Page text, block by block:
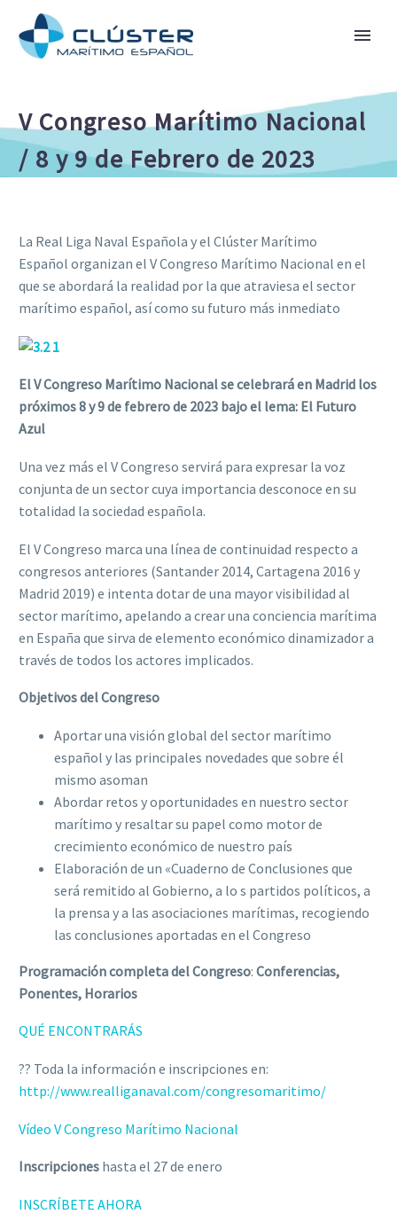
V Congreso Marítimo Nacional
/ 8 y 9 de Febrero de 2023
La Real Liga Naval Española y el Clúster Marítimo
Español organizan el V Congreso Marítimo Nacional en el
que se abordará la realidad por la que atraviesa el sector
marítimo español, así como su futuro más inmediato
El V Congreso Marítimo Nacional se celebrará en Madrid los
próximos 8 y 9 de febrero de 2023 bajo el lema: El Futuro
Azul
Una vez más el V Congreso servirá para expresar la voz
conjunta de un sector cuya importancia desconoce en su
totalidad la sociedad española.
El V Congreso marca una línea de continuidad respecto a
congresos anteriores (Santander 2014, Cartagena 2016 y
Madrid 2019) e intenta dotar de una mayor visibilidad al
sector marítimo, apelando a crear una conciencia marítima
en España que sirva de elemento económico dinamizador a
través de todos los actores implicados.
Objetivos del Congreso
Aportar una visión global del sector marítimo
español y las principales novedades que sobre él
mismo asoman
Abordar retos y oportunidades en nuestro sector
marítimo y resaltar su papel como motor de
crecimiento económico de nuestro país
Elaboración de un «Cuaderno de Conclusiones que
será remitido al Gobierno, a lo s partidos políticos, a
la prensa y a las asociaciones marítimas, recogiendo
las conclusiones aportadas en el Congreso
Programación completa del Congreso: Conferencias,
Ponentes, Horarios
QUÉ ENCONTRARÁS
?? Toda la información e inscripciones en:
http://www.realliganaval.com/congresomaritimo/
Vídeo V Congreso Marítimo Nacional
Inscripciones hasta el 27 de enero
INSCRÍBETE AHORA